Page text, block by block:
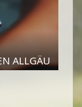
ALLGÄU